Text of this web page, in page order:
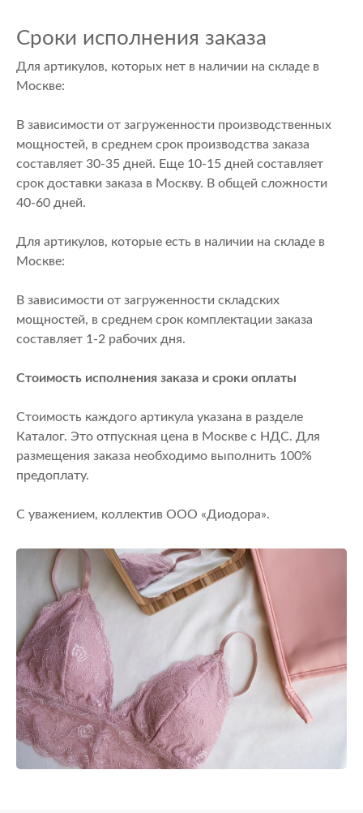
Сроки исполнения заказа
Для артикулов, которых нет в наличии на складе в
Москве:
В зависимости от загруженности производственных
мощностей, в среднем срок производства заказа
составляет 30-35 дней. Еще 10-15 дней составляет
срок доставки заказа в Москву. В общей сложности
40-60 дней.
Для артикулов, которые есть в наличии на складе в
Москве:
В зависимости от загруженности складских
мощностей, в среднем срок комплектации заказа
составляет 1-2 рабочих дня.
Стоимость исполнения заказа и сроки оплаты
Стоимость каждого артикула указана в разделе
Каталог. Это отпускная цена в Москве с НДС. Для
размещения заказа необходимо выполнить 100%
предоплату.
С уважением, коллектив ООО «Диодора».